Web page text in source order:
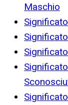
Maschio